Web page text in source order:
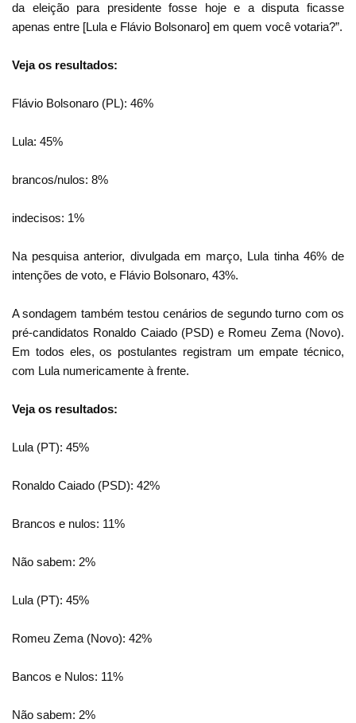
da eleição para presidente fosse hoje e a disputa ficasse
apenas entre [Lula e Flávio Bolsonaro] em quem você votaria?”.
Veja os resultados:
Flávio Bolsonaro (PL): 46%
Lula: 45%
brancos/nulos: 8%
indecisos: 1%
Na pesquisa anterior, divulgada em março, Lula tinha 46% de
intenções de voto, e Flávio Bolsonaro, 43%.
A sondagem também testou cenários de segundo turno com os
pré-candidatos Ronaldo Caiado (PSD) e Romeu Zema (Novo).
Em todos eles, os postulantes registram um empate técnico,
com Lula numericamente à frente.
Veja os resultados:
Lula (PT): 45%
Ronaldo Caiado (PSD): 42%
Brancos e nulos: 11%
Não sabem: 2%
Lula (PT): 45%
Romeu Zema (Novo): 42%
Bancos e Nulos: 11%
Não sabem: 2%